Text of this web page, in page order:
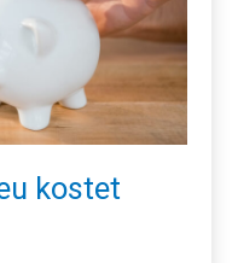
kostet